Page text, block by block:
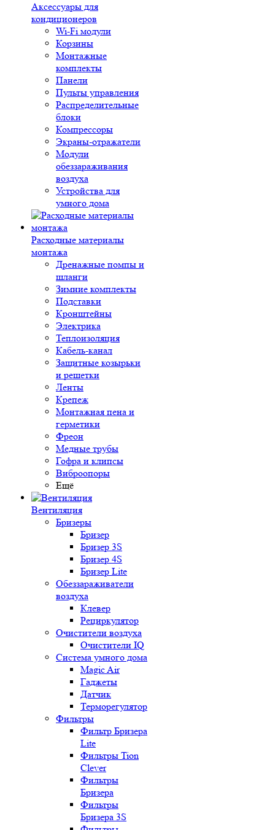
Аксессуары для
кондиционеров
Wi-Fi модули
Корзины
Монтажные
комплекты
Панели
Пульты управления
Распределительные
блоки
Компрессоры
Экраны-отражатели
Модули
обеззараживания
воздуха
Устройства для
умного дома
Расходные материалы
монтажа
Дренажные помпы и
шланги
Зимние комплекты
Подставки
Кронштейны
Электрика
Теплоизоляция
Кабель-канал
Защитные козырьки
и решетки
Ленты
Крепеж
Монтажная пена и
герметики
Фреон
Медные трубы
Гофра и клипсы
Виброопоры
Ещё
Вентиляция
Бризеры
Бризер
Бризер 3S
Бризер 4S
Бризер Lite
Обеззараживатели
воздуха
Клевер
Рециркулятор
Очистители воздуха
Очистители IQ
Система умного дома
Magic Air
Гаджеты
Датчик
Терморегулятор
Фильтры
Фильтр Бризера
Lite
Фильтры Tion
Clever
Фильтры
Бризера
Фильтры
Бризера 3S